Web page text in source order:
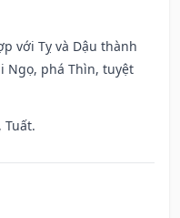
với Tỵ và Dậu thành
Ngọ, phá Thìn, tuyệt
Tuất.